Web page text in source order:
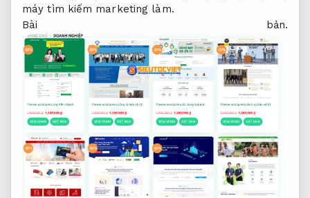
máy tìm kiếm marketing làm.
Bài bản.